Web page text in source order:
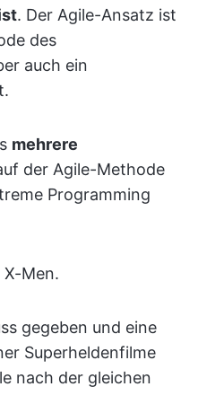
. Der Agile-Ansatz ist
des
auch ein
mehrere
der Agile-Methode
Programming
X-Men.
gegeben und eine
Superheldenfilme
nach der gleichen